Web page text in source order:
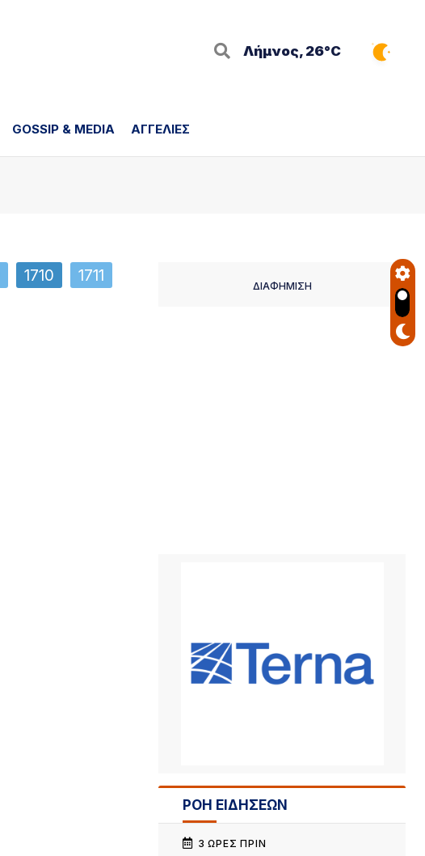
Λήμνος, 26°C
GOSSIP & MEDIA ΑΓΓΕΛΙΕΣ
1710
1711
ΔΙΑΦΗΜΙΣΗ
ΡΟΗ ΕΙΔΗΣΕΩΝ
3 ΏΡΕΣ ΠΡΙΝ